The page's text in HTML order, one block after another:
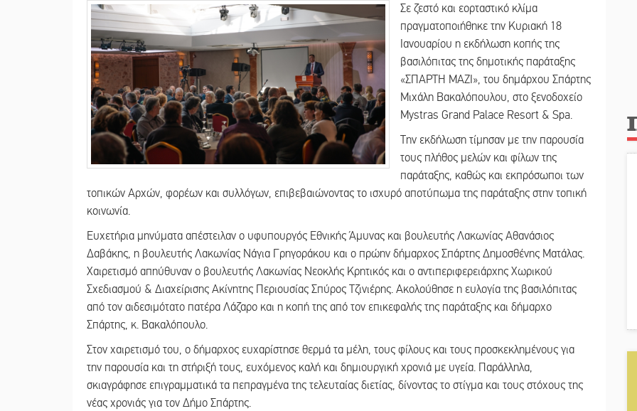
Σε ζεστό και εορταστικό κλίμα
πραγματοποιήθηκε την Κυριακή 18
Ιανουαρίου η εκδήλωση κοπής της
βασιλόπιτας της δημοτικής παράταξης
«ΣΠΑΡΤΗ ΜΑΖΙ», του δημάρχου Σπάρτης
Μιχάλη Βακαλόπουλου, στο ξενοδοχείο
Mystras Grand Palace Resort & Spa.
Την εκδήλωση τίμησαν με την παρουσία
τους πλήθος μελών και φίλων της
παράταξης, καθώς και εκπρόσωποι των
τοπικών Αρχών, φορέων και συλλόγων, επιβεβαιώνοντας το ισχυρό αποτύπωμα της παράταξης στην τοπική
κοινωνία.
Ευχετήρια μηνύματα απέστειλαν ο υφυπουργός Εθνικής Άμυνας και βουλευτής Λακωνίας Αθανάσιος
Δαβάκης, η βουλευτής Λακωνίας Νάγια Γρηγοράκου και ο πρώην δήμαρχος Σπάρτης Δημοσθένης Ματάλας.
Χαιρετισμό απηύθυναν ο βουλευτής Λακωνίας Νεοκλής Κρητικός και ο αντιπεριφερειάρχης Χωρικού
Σχεδιασμού & Διαχείρισης Ακίνητης Περιουσίας Σπύρος Τζινιέρης. Ακολούθησε η ευλογία της βασιλόπιτας
από τον αιδεσιμότατο πατέρα Λάζαρο και η κοπή της από τον επικεφαλής της παράταξης και δήμαρχο
Σπάρτης, κ. Βακαλόπουλο.
Στον χαιρετισμό του, ο δήμαρχος ευχαρίστησε θερμά τα μέλη, τους φίλους και τους προσκεκλημένους για
την παρουσία και τη στήριξή τους, ευχόμενος καλή και δημιουργική χρονιά με υγεία. Παράλληλα,
σκιαγράφησε επιγραμματικά τα πεπραγμένα της τελευταίας διετίας, δίνοντας το στίγμα και τους στόχους της
νέας χρονιάς για τον Δήμο Σπάρτης.